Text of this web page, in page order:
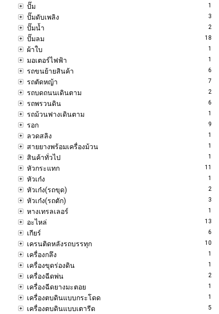
ปั๊ม 1
ปั๊มดับเพลิง 3
ปั๊มน้ำ 2
ปั๊มลม 18
ผ้าใบ 1
มอเตอร์ไฟฟ้า 1
รถขนย้ายสินค้า 6
รถตัดหญ้า 7
รถบดถนนเดินตาม 2
รถพรวนดิน 6
รถม้วนฟางเดินตาม 1
รอก 9
ลวดสลิง 1
สายยางพร้อมเครื่องม้วน 1
สินค้าทั่วไป 1
หัวกระแทก 11
หัวเก๋ง 1
หัวเก๋ง(รถขุด) 2
หัวเก๋ง(รถตัก) 3
หางเทรลเลอร์ 1
อะไหล่ 13
เกียร์ 6
เครนติดหลังรถบรรทุก 10
เครื่องกลึง 1
เครื่องขุดร่องดิน 1
เครื่องฉีดพ่น 2
เครื่องฉีดยางมะตอย 1
เครื่องตบดินแบบกระโดด 1
เครื่องตบดินแบบเตารีด 5